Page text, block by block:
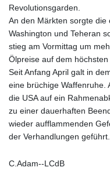
Revolutionsgarden.
An den Märkten sorgte die
Washington und Teheran
stieg am Vormittag um
Ölpreise auf dem höchsten
Seit Anfang April galt in
eine brüchige Waffenruhe.
die USA auf ein
zu einer dauerhaften
wieder aufflammenden
der Verhandlungen geführt.
C.Adam--LCdB